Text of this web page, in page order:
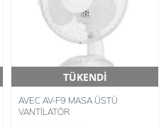
TÜKENDİ
Hızlı Teslimat
AVEC AV-F9 MASA ÜSTÜ
VANTİLATÖR